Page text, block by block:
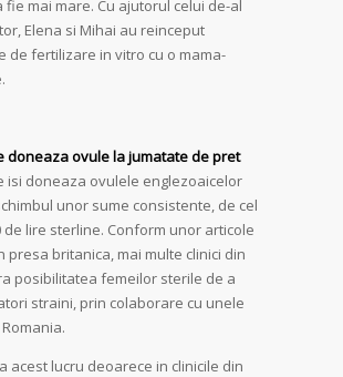
fie mai mare. Cu ajutorul celui de-al
Elena si Mihai au reinceput
de fertilizare in vitro cu o mama-
doneaza ovule la jumatate de pret
isi doneaza ovulele englezoaicelor
unor sume consistente, de cel
de lire sterline. Conform unor articole
presa britanica, mai multe clinici din
posibilitatea femeilor sterile de a
straini, prin colaborare cu unele
acest lucru deoarece in clinicile din